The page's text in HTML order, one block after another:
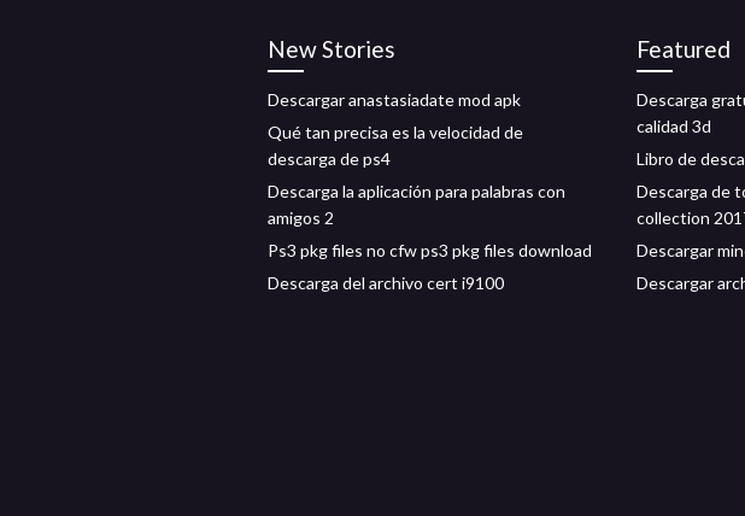
New Stories
Descargar anastasiadate mod apk
Qué tan precisa es la velocidad de
descarga de ps4
Descarga la aplicación para palabras con
amigos 2
Ps3 pkg files no cfw ps3 pkg files download
Descarga del archivo cert i9100
Featured
Descarga
calidad 3d
Libro de
Descarga de
collection
Descargar
Descargar